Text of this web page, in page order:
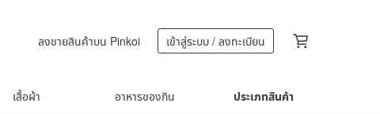
ลงขายสินค้าบน Pinkoi เข้าสู่ระบบ / ลงทะเบียน
เสื้อผ้า อาหารของกิน ประเภทสินค้า